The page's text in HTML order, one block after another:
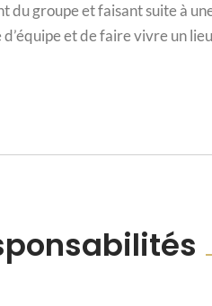
du groupe et faisant suite à
et de faire vivre un